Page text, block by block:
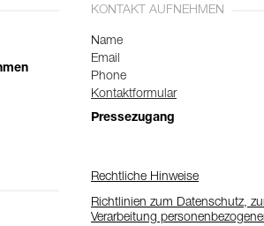
KONTAKT AUFNEHMEN
Name
Email
Phone
Kontaktformular
Pressezugang
Rechtliche Hinweise
Richtlinien zum Datenschutz,
Verarbeitung